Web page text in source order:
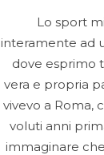
Lo sport
interamente ad
dove esprimo
vera e propria
vivevo a Roma,
voluti anni
immaginare